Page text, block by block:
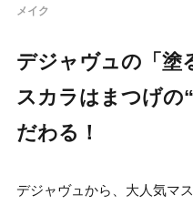
メイク
デジャヴュの「塗
スカラはまつげの
だわる！
デジャヴュから、大人気マ